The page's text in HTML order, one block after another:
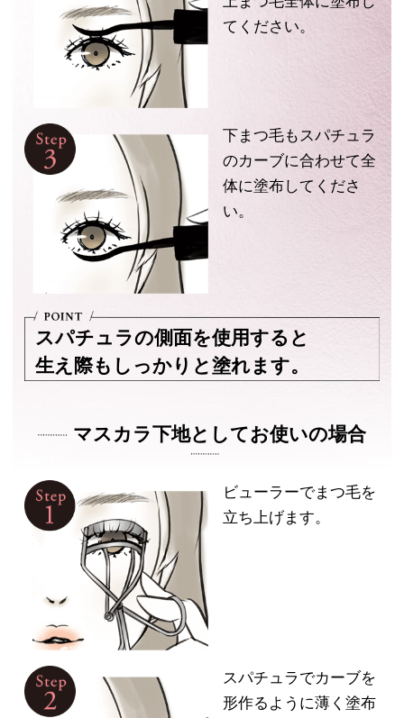
てください。
下まつ毛もスパチュラ
のカーブに合わせて全
体に塗布してくださ
い。
スパチュラの側面を使用すると
生え際もしっかりと塗れます。
マスカラ下地としてお使いの場合
ビューラーでまつ毛を
立ち上げます。
スパチュラでカーブを
形作るように薄く塗布